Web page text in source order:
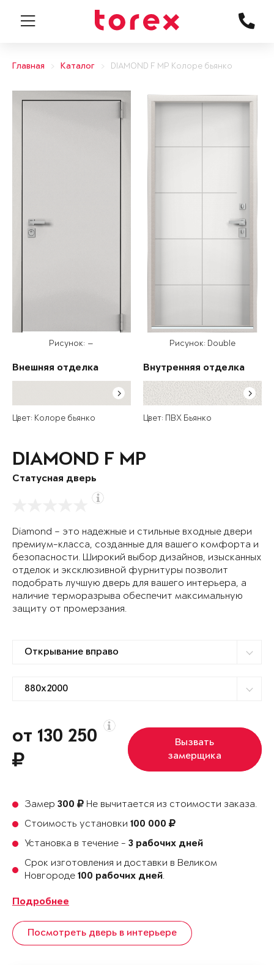
Главная Каталог DIAMOND F MP Колоре бьянко
Рисунок: —
Внешняя отделка
Цвет: Колоре бьянко
Рисунок: Double
Внутренняя отделка
Цвет: ПВХ Бьянко
DIAMOND F MP
Статусная дверь
Diamond – это надежные и стильные входные двери
премиум-класса, созданные для вашего комфорта и
безопасности. Широкий выбор дизайнов, изысканных
отделок и эксклюзивной фурнитуры позволит
подобрать лучшую дверь для вашего интерьера, а
наличие терморазрыва обеспечит максимальную
защиту от промерзания.
от 130 250
Вызвать
замерщика
Замер 300
Не вычитается из стоимости заказа.
Стоимость установки 100 000
Установка в течение - 3 рабочих дней
Срок изготовления и доставки в Великом
Новгороде 100 рабочих дней.
Подробнее
Посмотреть дверь в интерьере